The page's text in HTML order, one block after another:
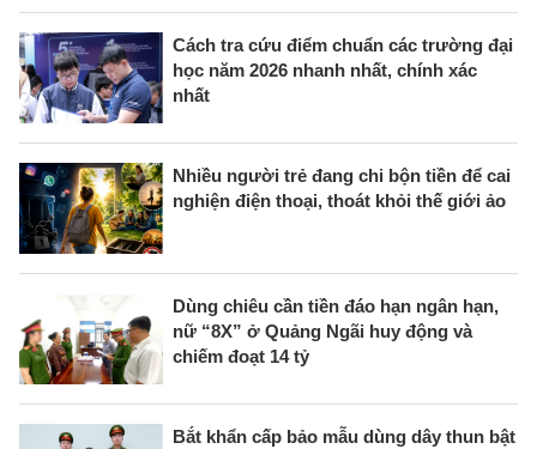
Cách tra cứu điểm chuẩn các trường đại
học năm 2026 nhanh nhất, chính xác
nhất
Nhiều người trẻ đang chi bộn tiền để cai
nghiện điện thoại, thoát khỏi thế giới ảo
Dùng chiêu cần tiền đáo hạn ngân hạn,
nữ “8X” ở Quảng Ngãi huy động và
chiếm đoạt 14 tỷ
Bắt khẩn cấp bảo mẫu dùng dây thun bật